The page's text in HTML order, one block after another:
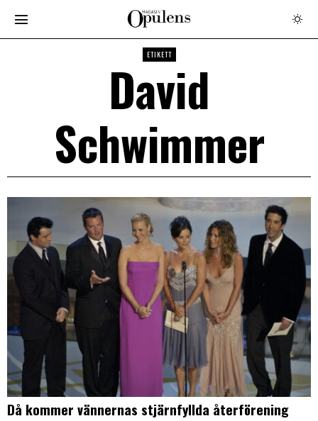
ETIKETT
David
Schwimmer
Då kommer vännernas stjärnfyllda återförening